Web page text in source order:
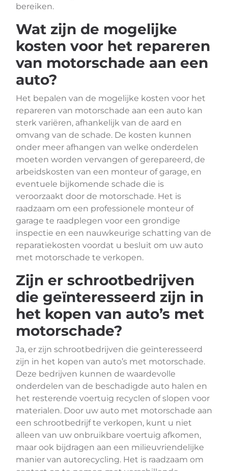
bereiken.
Wat zijn de mogelijke
kosten voor het repareren
van motorschade aan een
auto?
Het bepalen van de mogelijke kosten voor het
repareren van motorschade aan een auto kan
sterk variëren, afhankelijk van de aard en
omvang van de schade. De kosten kunnen
onder meer afhangen van welke onderdelen
moeten worden vervangen of gerepareerd, de
arbeidskosten van een monteur of garage, en
eventuele bijkomende schade die is
veroorzaakt door de motorschade. Het is
raadzaam om een professionele monteur of
garage te raadplegen voor een grondige
inspectie en een nauwkeurige schatting van de
reparatiekosten voordat u besluit om uw auto
met motorschade te verkopen.
Zijn er schrootbedrijven
die geïnteresseerd zijn in
het kopen van auto’s met
motorschade?
Ja, er zijn schrootbedrijven die geïnteresseerd
zijn in het kopen van auto’s met motorschade.
Deze bedrijven kunnen de waardevolle
onderdelen van de beschadigde auto halen en
het resterende voertuig recyclen of slopen voor
materialen. Door uw auto met motorschade aan
een schrootbedrijf te verkopen, kunt u niet
alleen van uw onbruikbare voertuig afkomen,
maar ook bijdragen aan een milieuvriendelijke
manier van autorecycling. Het is raadzaam om